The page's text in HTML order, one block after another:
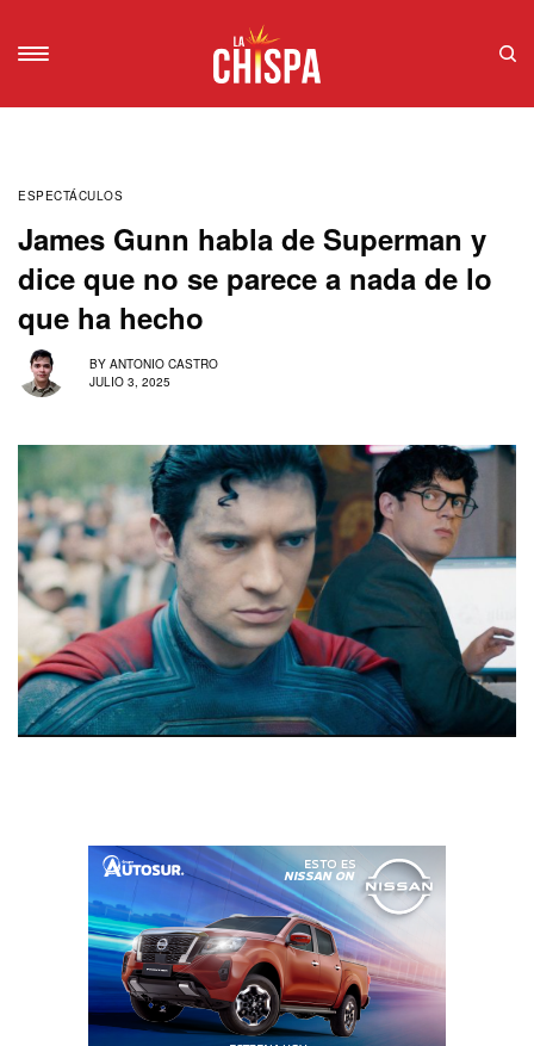
ESPECTÁCULOS
James Gunn habla de Superman y
dice que no se parece a nada de lo
que ha hecho
BY ANTONIO CASTRO
JULIO 3, 2025